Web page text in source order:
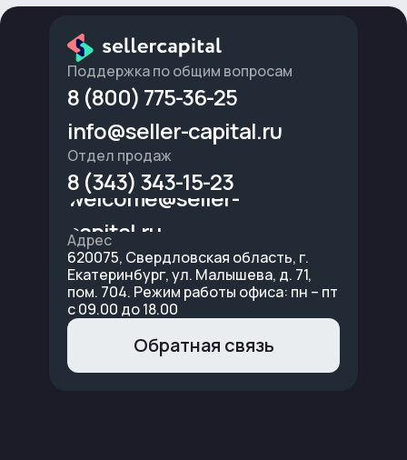
Поддержка по общим вопросам
8 (800) 775-36-25
info@seller-capital.ru
Отдел продаж
8 (343) 343-15-23
welcome@seller-
capital.ru
Адрес
620075, Свердловская область, г.
Екатеринбург, ул. Малышева, д. 71,
пом. 704. Режим работы офиса: пн – пт
с 09.00 до 18.00
Обратная связь